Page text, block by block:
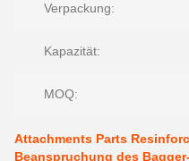
Verpackung:
Kapazität:
MOQ:
Attachments Parts
Beanspruchung des